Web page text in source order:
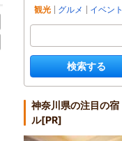
観光 グルメ イベント
検索する
神奈川県の注目の宿
ル[PR]